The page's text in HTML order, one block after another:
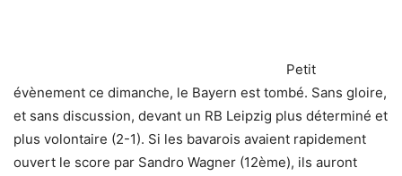
Petit
évènement ce dimanche, le Bayern est tombé. Sans gloire,
et sans discussion, devant un RB Leipzig plus déterminé et
plus volontaire (2-1). Si les bavarois avaient rapidement
ouvert le score par Sandro Wagner (12ème), ils auront